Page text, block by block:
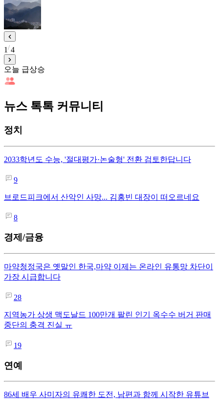
1 4
오늘 급상승
뉴스 톡톡 커뮤니티
정치
2033학년도 수능, '절대평가·논술형' 전환 검토한답니다
9
브로드피크에서 산악인 사망... 김홍빈 대장이 떠오르네요
8
경제/금융
마약청정국은 옛말인 한국,마약 이제는 온라인 유통망 차단이
가장 시급합니다
28
지역농가 상생 맥도날드 100만개 팔린 인기 옥수수 버거 판매
중단의 충격 진실 ㅠ
19
연예
86세 배우 사미자의 유쾌한 도전, 남편과 함께 시작한 유튜브